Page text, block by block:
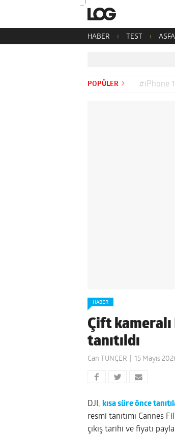
HABER TEST
POPÜLER #iPhone
HABER
Çift
tanıtıldı
Can TUNÇER 15 Mayıs
DJI, kısa süre önce
resmi tanıtımı Cannes
çıkış tarihi ve fiyatı